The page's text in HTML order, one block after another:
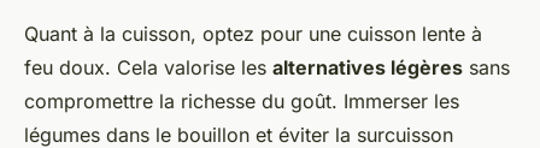
Quant à la cuisson, optez pour une cuisson lente à
feu doux. Cela valorise les alternatives légères sans
compromettre la richesse du goût. Immerser les
légumes dans le bouillon et éviter la surcuisson